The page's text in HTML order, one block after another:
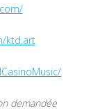
ktd.art
demandée